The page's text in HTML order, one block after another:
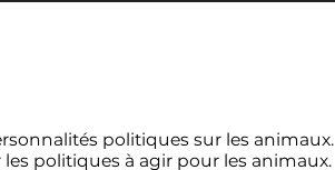
politiques sur les animaux.
politiques à agir pour les animaux.